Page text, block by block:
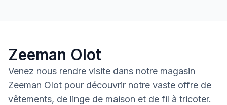
Zeeman Olot
Venez nous rendre visite dans notre magasin
Zeeman Olot pour découvrir notre vaste offre de
vêtements, de linge de maison et de fil à tricoter.